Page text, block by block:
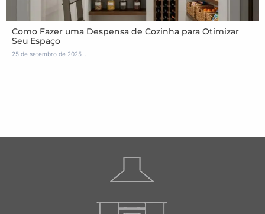
Como Fazer uma Despensa de Cozinha para Otimizar
Seu Espaço
25 de setembro de 2025